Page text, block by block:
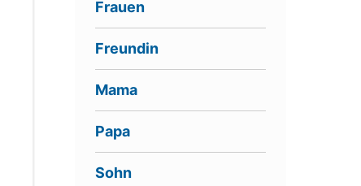
Frauen
Freundin
Mama
Papa
Sohn